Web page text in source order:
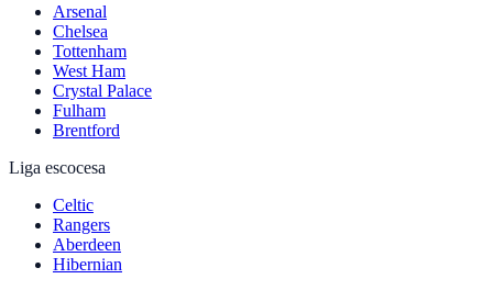
Arsenal
Chelsea
Tottenham
West Ham
Crystal Palace
Fulham
Brentford
Liga escocesa
Celtic
Rangers
Aberdeen
Hibernian